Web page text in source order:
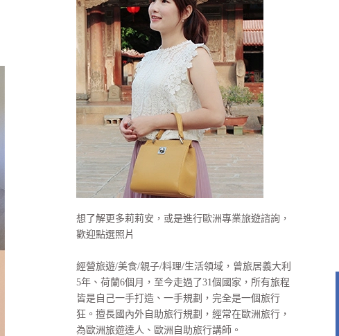
想了解更多莉莉安，或是進行歐洲專業旅遊諮詢，
歡迎點選照片
經營旅遊/美食/親子/料理/生活領域，曾旅居義大利
5年、荷蘭6個月，至今走過了31個國家，所有旅程
皆是自己一手打造、一手規劃，完全是一個旅行
狂。擅長國內外自助旅行規劃，經常在歐洲旅行，
為歐洲旅遊達人、歐洲自助旅行講師。